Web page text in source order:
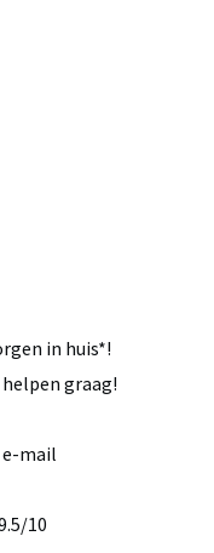
in huis*!
graag!
e-mail
10